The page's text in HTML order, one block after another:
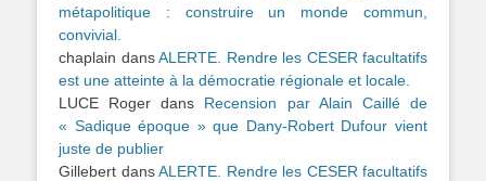
métapolitique : construire un monde commun,
convivial.
chaplain dansALERTE. Rendre les CESER facultatifs
est une atteinte à la démocratie régionale et locale.
LUCE Roger dans Recension par Alain Caillé de
« Sadique époque » que Dany-Robert Dufour vient
juste de publier
Gillebert dansALERTE. Rendre les CESER facultatifs